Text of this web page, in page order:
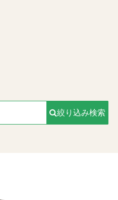
絞り込み検索